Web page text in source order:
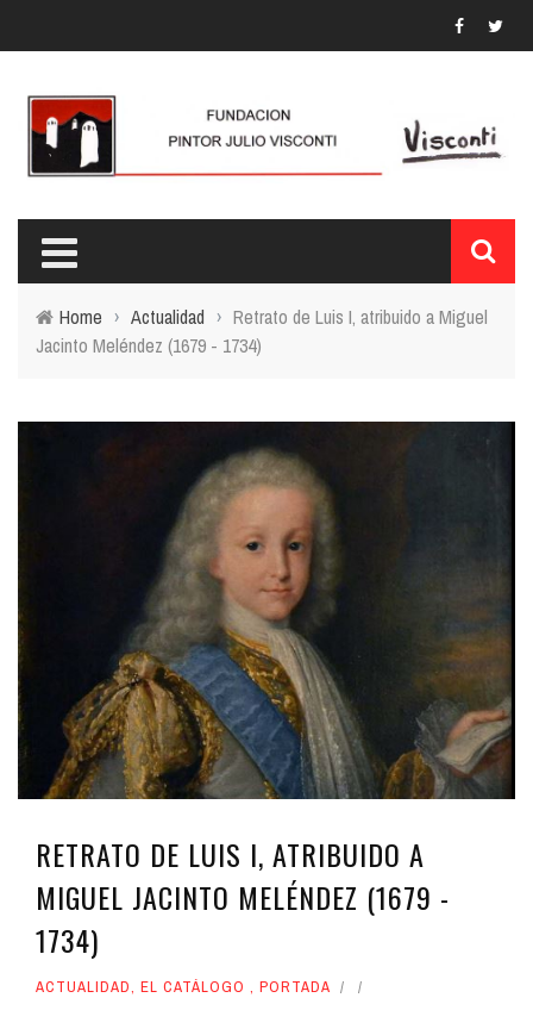
Home › Actualidad › Retrato de Luis I, atribuido a Miguel
Jacinto Meléndez (1679 - 1734)
RETRATO DE LUIS I, ATRIBUIDO A
MIGUEL JACINTO MELÉNDEZ (1679 -
1734)
ACTUALIDAD, EL CATÁLOGO , PORTADA